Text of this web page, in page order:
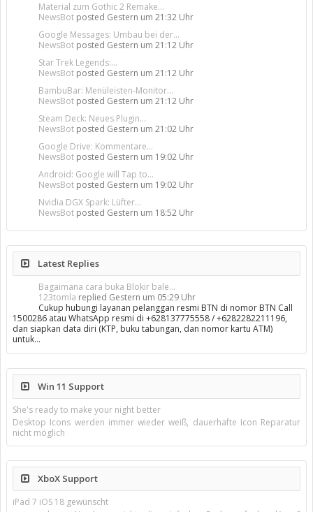
Material zum Gothic 2 Remake...
NewsBot posted Gestern um 21:32 Uhr
Google Messages: Umbau bei der...
NewsBot posted Gestern um 21:12 Uhr
Star Trek Legends:...
NewsBot posted Gestern um 21:12 Uhr
BambuBar: Menüleisten-Monitor...
NewsBot posted Gestern um 21:12 Uhr
Steam Deck: Neues Plugin...
NewsBot posted Gestern um 21:02 Uhr
Google Drive: Kommentare...
NewsBot posted Gestern um 19:02 Uhr
Android: Google will Tap to...
NewsBot posted Gestern um 19:02 Uhr
Nvidia DGX Spark: Lüfter...
NewsBot posted Gestern um 18:52 Uhr
Latest Replies
Bagaimana cara buka Blokir bale...
123tomla replied Gestern um 05:29 Uhr
Cukup hubungi layanan pelanggan resmi BTN di nomor BTN Call
1500286 atau WhatsApp resmi di +628137775558 / +6282282211196,
dan siapkan data diri (KTP, buku tabungan, dan nomor kartu ATM)
untuk…
Win 11 Support
She's ready to make your night better
Desktop Icons werden immer wieder weiß, dauerhafte Icon Reparatur
nicht möglich
XboX Support
iPad 7 iOS 18 gewünscht